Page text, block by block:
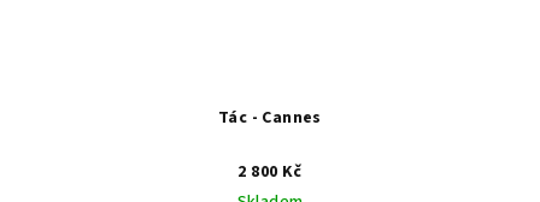
Tác - Cannes
2 800 Kč